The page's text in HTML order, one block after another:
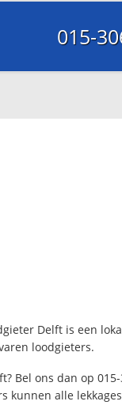
015-
Delft is een
loodgieters.
Bel ons dan op
kunnen alle